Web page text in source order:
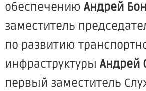
обеспечению Андрей
заместитель
по развитию
инфраструктуры Андрей
первый заместитель